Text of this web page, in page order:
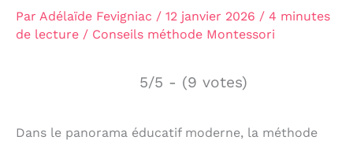
Par Adélaïde Fevigniac / 12 janvier 2026 / 4 minutes
de lecture / Conseils méthode Montessori
5/5 - (9 votes)
Dans le panorama éducatif moderne, la méthode